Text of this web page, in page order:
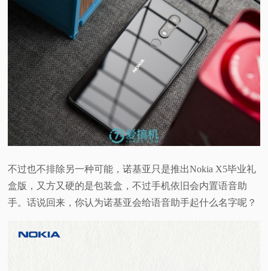
不过也不排除另一种可能，诺基亚只是推出Nokia X5毕业礼
盒版，又方又硬的是包装盒，不过手机依旧会内置语音助
手。话说回来，你认为诺基亚会给语音助手起什么名字呢？